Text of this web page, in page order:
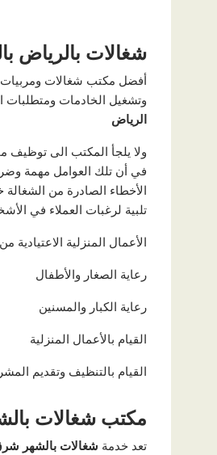
شغالات بالرياض
أفضل مكتب شغالات ومربيات
وتشغيل الخادمات ومتطلبات
الرياض
ولا يلجأ المكتب الى
في أن تلك العوامل مهمة
الأخطاء الصادرة من
تلبية لرغبات العملاء في
الأعمال المنزلية
رعاية الصغار والأطفال
رعاية الكبار والمسنين
القيام بالأعمال المنزلية
القيام بالتنظيف وتقديم
مكتب شغالات
تعد خدمة شغالات بالشهر